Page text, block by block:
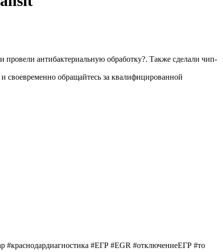
антибактериальную обработку?. Также сделали чип-
своевременно обращайтесь за квалифицированной
#краснодардиагностика #ЕГР #EGR #отключениеЕГР #то